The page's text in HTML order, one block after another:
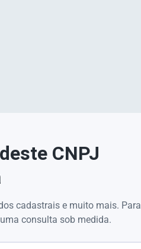
CNPJ
cadastrais e muito mais. Para
consulta sob medida.